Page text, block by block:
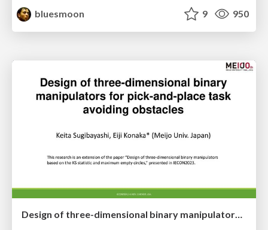
bluesmoon
9 950
Design of three-dimensional binary manipulators for pick-and-place task avoiding obstacles (IECON2024)